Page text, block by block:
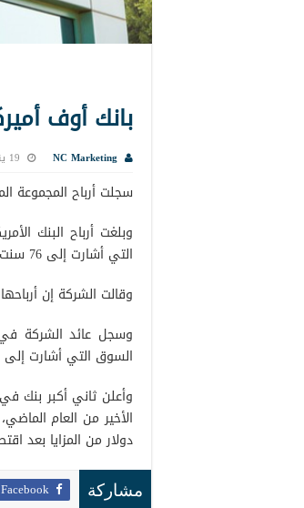
بانك أوف
NC Marketing 19 يناير, 2022 11:23 م
سجلت أرباح المجموعة
التي أشارت إلى 76 سنت للسهم.
وقالت الشركة إن أرباحها ارتفعت في
السوق التي أشارت إلى 22.2 مليار دولار.
وأعلن ثاني أكبر بنك
دولار من المزايا بعد اقتطاعات
مشاركة Facebook